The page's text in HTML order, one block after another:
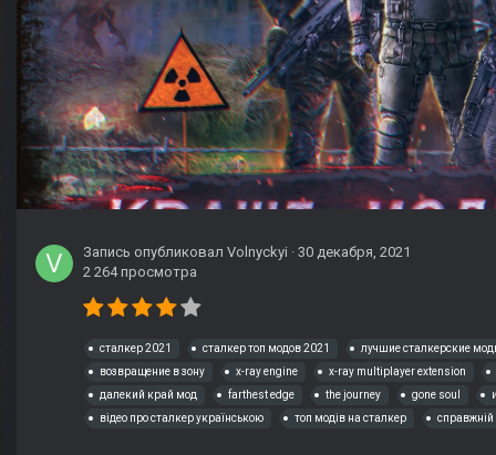
Запись опубликовал Volnyckyi · 30 декабря, 2021
2 264 просмотра
сталкер 2021 сталкер топ модов 2021
лучшие сталкерские
возвращение в зону
x-ray engine
x-ray multiplayer extension
далекий край мод
farthest edge the journey gone soul
відео про сталкер українською
топ модів на сталкер справжній